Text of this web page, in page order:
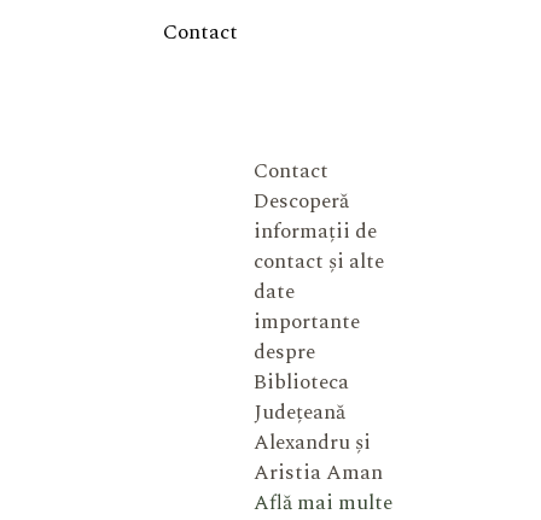
Contact
Contact
Descoperă
informații de
contact și alte
date
importante
despre
Biblioteca
Județeană
Alexandru și
Aristia Aman
Află mai multe